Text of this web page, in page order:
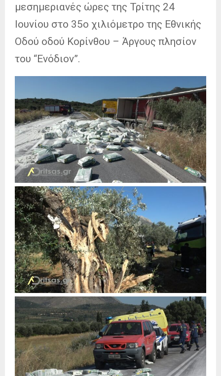
μεσημεριανές ώρες της Τρίτης 24
Ιουνίου στο 35ο χιλιόμετρο της Εθνικής
Οδού οδού Κορίνθου – Άργους πλησίον
του “Ενόδιον”.